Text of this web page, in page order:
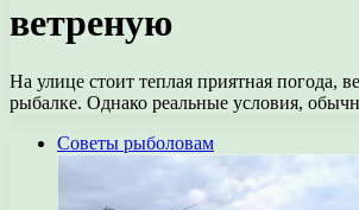
ветреную
На улице стоит теплая приятная погода,
рыбалке. Однако реальные условия,
Советы рыболовам